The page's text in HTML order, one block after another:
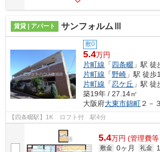
賃貸 | アパート サンフォルムⅢ
敷0
5.4万円
片町線 「四条畷 」駅 徒
片町線 「野崎 」駅 徒歩
片町線 「忍ケ丘 」駅 徒
築19年 / 27.14㎡
大阪府大東市錦町２－３
【四条畷駅】1K ロフト付 駅4分
5.4万円 (管理費
敷金 0ヶ月 礼金